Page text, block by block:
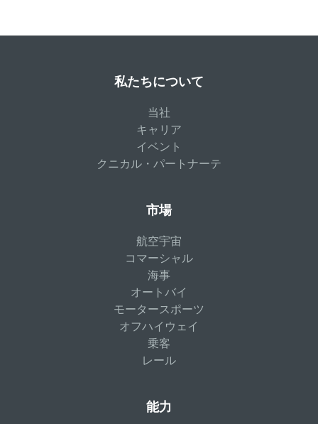
私たちについて
当社
キャリア
イベント
クニカル・パートナーテ
市場
航空宇宙
コマーシャル
海事
オートバイ
モータースポーツ
オフハイウェイ
乗客
レール
能力